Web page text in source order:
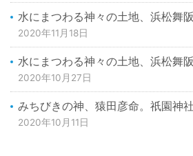
水にまつわる神々の土地、浜松
2020年11月18日
水にまつわる神々の土地、浜松
2020年10月27日
みちびきの神、猿田彦命。祇園神社
2020年10月11日